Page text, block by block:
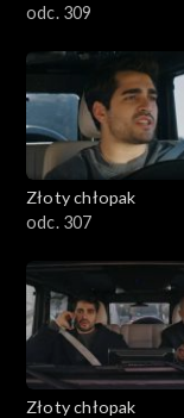
odc. 309
Złoty chłopak
odc. 307
Złoty chłopak